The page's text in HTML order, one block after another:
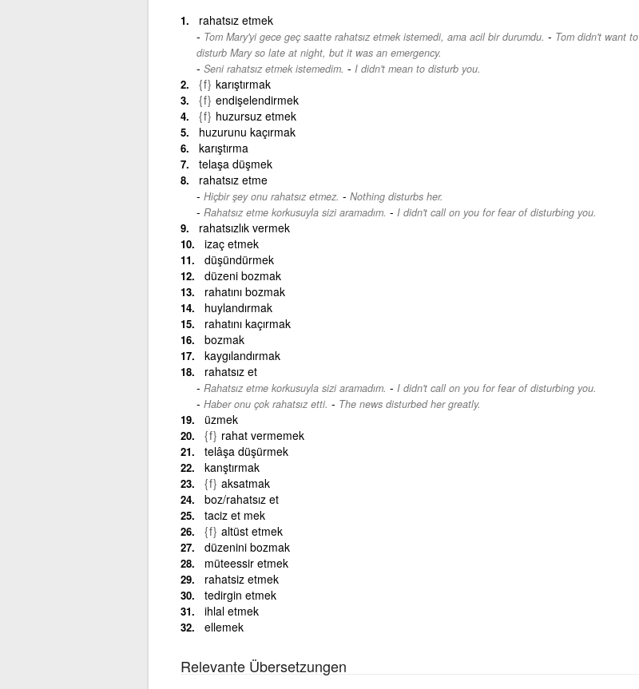
rahatsız etmek
Tom Mary'yi gece geç saatte rahatsız etmek istemedi, ama acil bir durumdu. - Tom didn't want to
disturb Mary so late at night, but it was an emergency.
Seni rahatsız etmek istemedim. - I didn't mean to disturb you.
{f} karıştırmak
{f} endişelendirmek
{f} huzursuz etmek
huzurunu kaçırmak
karıştırma
telaşa düşmek
rahatsız etme
Hiçbir şey onu rahatsız etmez. - Nothing disturbs her.
Rahatsız etme korkusuyla sizi aramadım. - I didn't call on you for fear of disturbing you.
rahatsızlık vermek
izaç etmek
düşündürmek
düzeni bozmak
rahatını bozmak
huylandırmak
rahatını kaçırmak
bozmak
kaygılandırmak
rahatsız et
Rahatsız etme korkusuyla sizi aramadım. - I didn't call on you for fear of disturbing you.
Haber onu çok rahatsız etti. - The news disturbed her greatly.
üzmek
{f} rahat vermemek
telâşa düşürmek
kanştırmak
{f} aksatmak
boz/rahatsız et
taciz et mek
{f} altüst etmek
düzenini bozmak
müteessir etmek
rahatsiz etmek
tedirgin etmek
ihlal etmek
ellemek
Relevante Übersetzungen